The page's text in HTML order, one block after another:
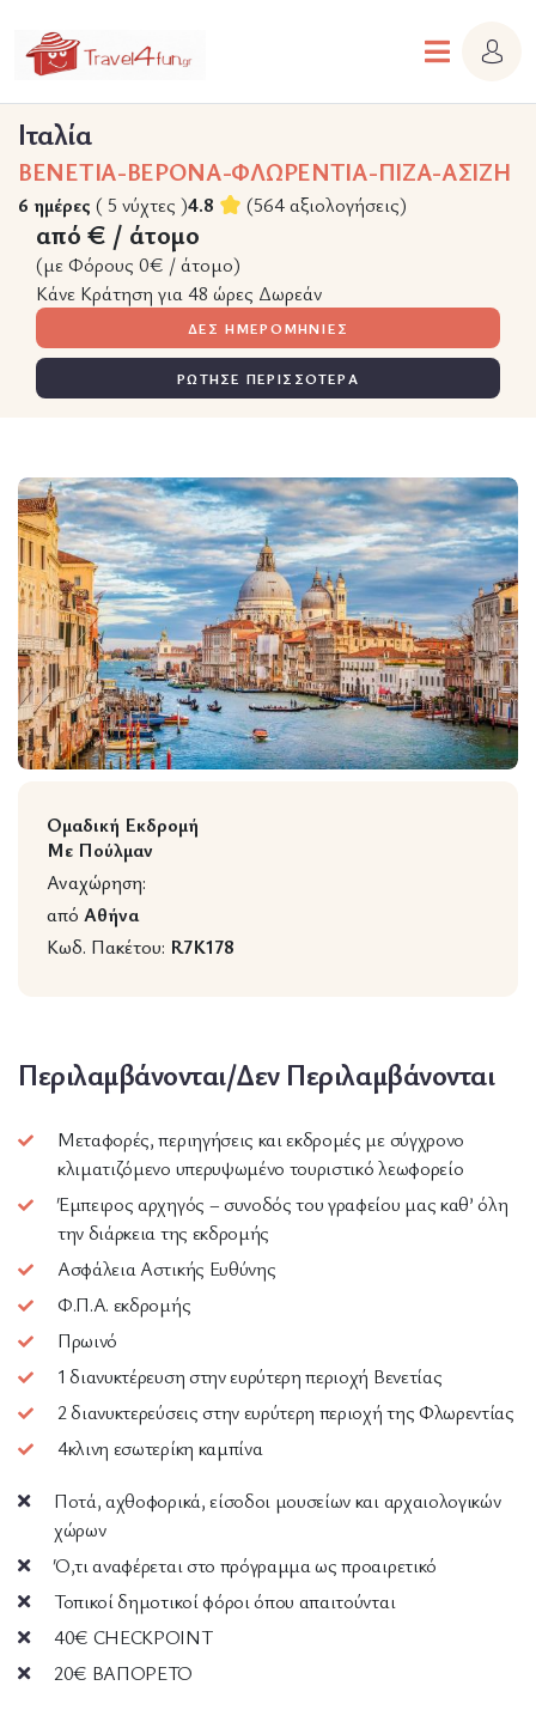
Ιταλία
ΒΕΝΕΤΙΑ-ΒΕΡΟΝΑ-ΦΛΩΡΕΝΤΙΑ-ΠΙΖΑ-ΑΣΙΖΗ
6 ημέρες ( 5 νύχτες )4.8 (564 αξιολογήσεις)
από € / άτομο
(με Φόρους 0€ / άτομο)
Κάνε Κράτηση για 48 ώρες Δωρεάν
ΔΕΣ ΗΜΕΡΟΜΗΝΙΕΣ
ΡΩΤΗΣΕ ΠΕΡΙΣΣΟΤΕΡΑ
Wildlife
Ομαδική Εκδρομή
Με Πούλμαν
Αναχώρηση:
από Αθήνα
Κωδ. Πακέτου: R7K178
Περιλαμβάνονται/Δεν Περιλαμβάνονται
Μεταφορές, περιηγήσεις και εκδρομές με σύγχρονο
κλιματιζόμενο υπερυψωμένο τουριστικό λεωφορείο
Έμπειρος αρχηγός – συνοδός του γραφείου μας καθ’ όλη
την διάρκεια της εκδρομής
Ασφάλεια Αστικής Ευθύνης
Φ.Π.Α. εκδρομής
Πρωινό
1 διανυκτέρευση στην ευρύτερη περιοχή Βενετίας
2 διανυκτερεύσεις στην ευρύτερη περιοχή της Φλωρεντίας
4κλινη εσωτερίκη καμπίνα
Ποτά, αχθοφορικά, είσοδοι μουσείων και αρχαιολογικών
χώρων
Ό,τι αναφέρεται στο πρόγραμμα ως προαιρετικό
Τοπικοί δημοτικοί φόροι όπου απαιτούνται
40€ CHECKPOINT
20€ ΒΑΠΟΡΕΤΟ